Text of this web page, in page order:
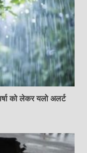
को लेकर यलो अलर्ट